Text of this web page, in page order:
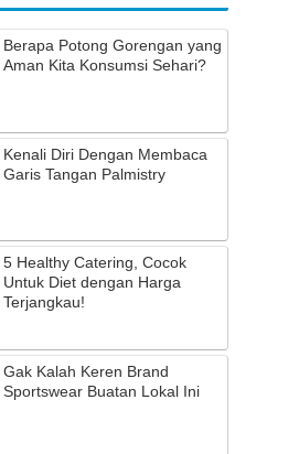
Berapa Potong Gorengan yang
Aman Kita Konsumsi Sehari?
Kenali Diri Dengan Membaca
Garis Tangan Palmistry
5 Healthy Catering, Cocok
Untuk Diet dengan Harga
Terjangkau!
Gak Kalah Keren Brand
Sportswear Buatan Lokal Ini